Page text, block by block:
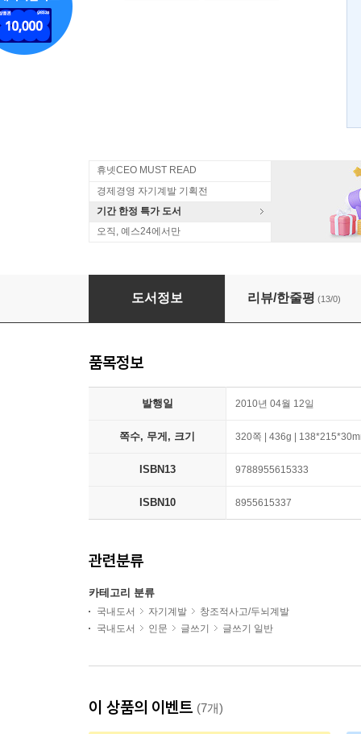
휴넷CEO MUST READ
경제경영 자기계발 기획전
기간 한정 특가 도서
오직, 예스24에서만
내 책 쓰는 글쓰기
도서정보 리뷰/한줄평 (13/0)
품목정보
발행일 2010년 04월 12일
쪽수, 무게, 크기 320쪽 | 436g |
ISBN13 9788955615333
ISBN10 8955615337
관련분류
카테고리 분류
국내도서 자기계발
창조적사고/두뇌계발
국내도서
인문 글쓰기 글쓰기 일반
이 상품의 이벤트 (7개)